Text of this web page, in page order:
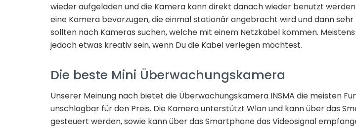
wieder aufgeladen und die Kamera kann direkt danach wieder benutzt
eine Kamera bevorzugen, die einmal stationär angebracht wird und dann sehr
sollten nach Kameras suchen, welche mit einem Netzkabel kommen.
jedoch etwas kreativ sein, wenn Du die Kabel verlegen möchtest.
Die beste Mini Überwachungskamera
Unserer Meinung nach bietet die Überwachungskamera INSMA die meisten
unschlagbar für den Preis. Die Kamera unterstützt Wlan und kann über das
gesteuert werden, sowie kann über das Smartphone das Videosignal